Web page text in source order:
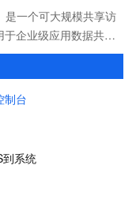
是一个可大规模共享访
于企业级应用数据共
和内容管理、应用程序
制台
到系统